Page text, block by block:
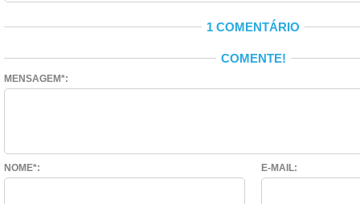
1 COMENTÁRIO
COMENTE!
MENSAGEM*:
NOME*: E-MAIL: